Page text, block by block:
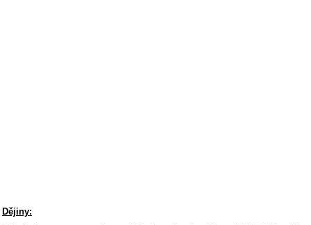
Dějiny: